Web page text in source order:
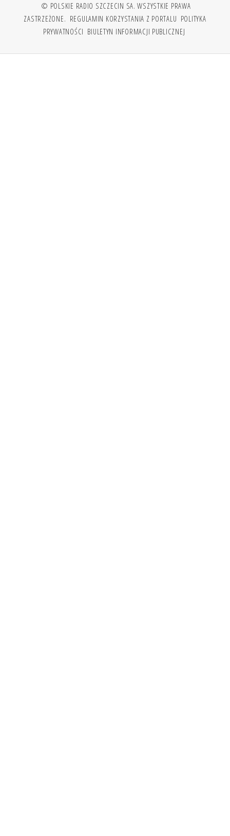
© POLSKIE RADIO SZCZECIN SA. WSZYSTKIE PRAWA
ZASTRZEŻONE. REGULAMIN KORZYSTANIA Z PORTALU POLITYKA
PRYWATNOŚCI BIULETYN INFORMACJI PUBLICZNEJ